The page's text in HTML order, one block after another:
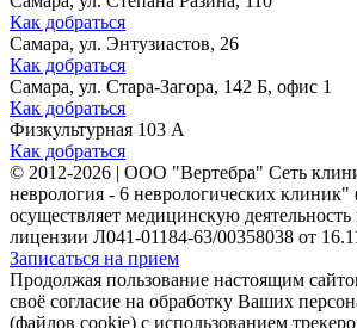
Как добраться
Самара, ул. Энтузиастов, 26
Как добраться
Самара, ул. Стара-Загора, 142 Б, офис 1
Как добраться
Физкультурная 103 А
Как добраться
© 2012-2026 | ООО "Вертебра" Сеть
неврология - 6 неврологических клиник"
осуществляет медицинскую
лицензии Л041-01184-63/00358038 от
Записаться на прием
Продолжая пользование настоящим
своё согласие на обработку Ваших
(файлов cookie) с использованием